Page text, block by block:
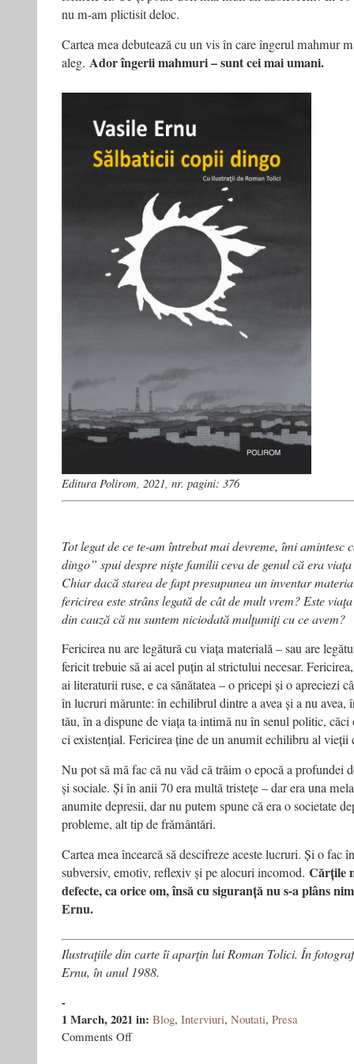
nu m-am plictisit deloc.
Cartea mea debutează cu un vis în care îngerul mahmur
aleg. Ador îngerii mahmuri – sunt cei mai umani.
Editura Polirom, 2021, nr. pagini: 376
Tot legat de ce te-am întrebat mai devreme, îmi
dingo” spui despre nişte familii ceva de genul că era
Chiar dacă starea de fapt presupunea un inventar
fericirea este strâns legată de cât de mult vrem? Este
din cauză că nu suntem niciodată mulţumiţi cu ce avem?
Fericirea nu are legătură cu viața materială – sau are
fericit trebuie să ai acel puțin al strictului necesar.
ai literaturii ruse, e ca sănătatea – o pricepi și o apreciezi
în lucruri mărunte: în echilibrul dintre a avea și a nu avea,
tău, în a dispune de viața ta intimă nu în senul politic,
ci existențial. Fericirea ține de un anumit echilibru al vieții
Nu pot să mă fac că nu văd că trăim o epocă a profundei
și sociale. Și în anii 70 era multă tristețe – dar era una
anumite depresii, dar nu putem spune că era o societate
probleme, alt tip de frământări.
Cartea mea încearcă să descifreze aceste lucruri. Și o fac
subversiv, emotiv, reflexiv și pe alocuri incomod. Cărțile
defecte, ca orice om, însă cu siguranță nu s-a plâns
Ernu.
Ilustraţiile din carte îi aparţin lui Roman Tolici. În
Ernu, în anul 1988.
-
1 March, 2021in: Blog, Interviuri, Noutati, Presa
Comments Offon